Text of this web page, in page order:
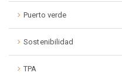
Puerto verde
Sostenibilidad
TPA